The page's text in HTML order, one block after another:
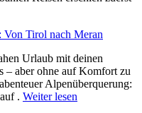
Von Tirol nach Meran
Urlaub mit deinen
– aber ohne auf Komfort zu
Alpenüberquerung:
. Weiter lesen